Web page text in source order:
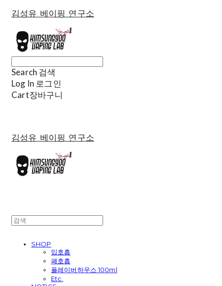
김성유 베이핑 연구소
Search 검색
Log In 로그인
Cart장바구니
김성유 베이핑 연구소
SHOP
입호흡
폐호흡
플레이버하우스 100ml
Etc.